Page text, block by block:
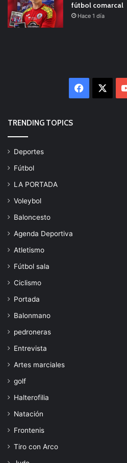
fútbol comarcal
Hace 1 día
Facebook
TRENDING TOPICS
Deportes
Fútbol
LA PORTADA
Voleybol
Baloncesto
Agenda Deportiva
Atletismo
Fútbol sala
Ciclismo
Portada
Balonmano
pedroneras
Entrevista
Artes marciales
golf
Halterofilia
Natación
Frontenis
Tiro con Arco